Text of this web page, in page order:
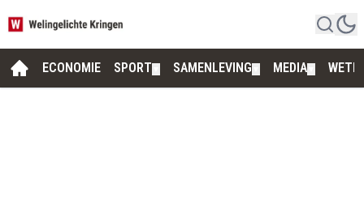
ECONOMIE SPORT SAMENLEVING MEDIA